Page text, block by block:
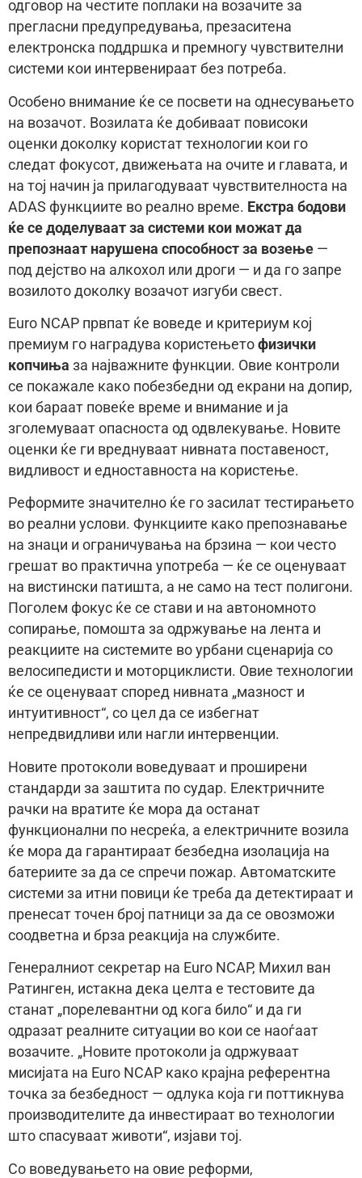
одговор на честите поплаки на возачите за
прегласни предупредувања, презаситена
електронска поддршка и премногу чувствителни
системи кои интервенираат без потреба.
Особено внимание ќе се посвети на однесувањето
на возачот. Возилата ќе добиваат повисоки
оценки доколку користат технологии кои го
следат фокусот, движењата на очите и главата, и
на тој начин ја прилагодуваат чувствителноста на
ADAS функциите во реално време. Екстра бодови
ќе се доделуваат за системи кои можат да
препознаат нарушена способност за возење —
под дејство на алкохол или дроги — и да го запре
возилото доколку возачот изгуби свест.
Euro NCAP првпат ќе воведе и критериум кој
премиум го наградува користењето физички
копчиња за најважните функции. Овие контроли
се покажале како побезбедни од екрани на допир,
кои бараат повеќе време и внимание и ја
зголемуваат опасноста од одвлекување. Новите
оценки ќе ги вреднуваат нивната поставеност,
видливост и едноставноста на користење.
Реформите значително ќе го засилат тестирањето
во реални услови. Функциите како препознавање
на знаци и ограничувања на брзина — кои често
грешат во практична употреба — ќе се оценуваат
на вистински патишта, а не само на тест полигони.
Поголем фокус ќе се стави и на автономното
сопирање, помошта за одржување на лента и
реакциите на системите во урбани сценарија со
велосипедисти и моторциклисти. Овие технологии
ќе се оценуваат според нивната „мазност и
интуитивност“, со цел да се избегнат
непредвидливи или нагли интервенции.
Новите протоколи воведуваат и проширени
стандарди за заштита по судар. Електричните
рачки на вратите ќе мора да останат
функционални по несреќа, а електричните возила
ќе мора да гарантираат безбедна изолација на
батериите за да се спречи пожар. Автоматските
системи за итни повици ќе треба да детектираат и
пренесат точен број патници за да се овозможи
соодветна и брза реакција на службите.
Генералниот секретар на Euro NCAP, Михил ван
Ратинген, истакна дека целта е тестовите да
станат „порелевантни од кога било“ и да ги
одразат реалните ситуации во кои се наоѓаат
возачите. „Новите протоколи ја одржуваат
мисијата на Euro NCAP како крајна референтна
точка за безбедност — одлука која ги поттикнува
производителите да инвестираат во технологии
што спасуваат животи“, изјави тој.
Со воведувањето на овие реформи,